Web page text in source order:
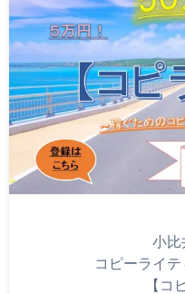
小
コピーライ
【コ